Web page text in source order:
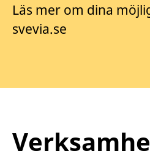
Läs mer om dina
svevia.se